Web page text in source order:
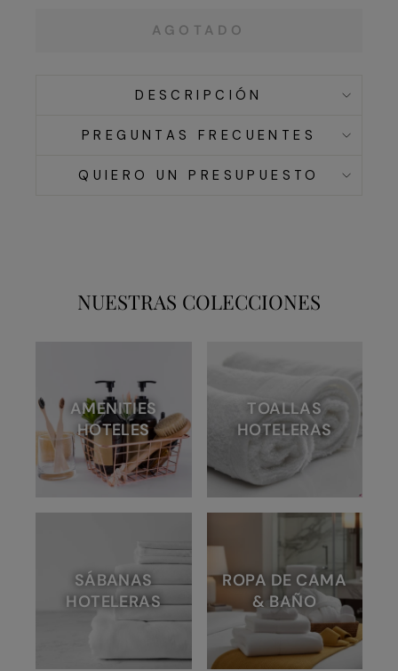
AGOTADO
DESCRIPCIÓN
PREGUNTAS FRECUENTES
QUIERO UN PRESUPUESTO
NUESTRAS COLECCIONES
AMENITIES
HOTELES
TOALLAS
HOTELERAS
SÁBANAS
HOTELERAS
ROPA DE CAMA
& BAÑO